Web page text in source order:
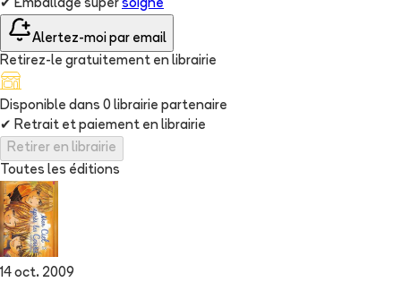
✔ Emballage super soigné
Alertez-moi par email
Retirez-le gratuitement en librairie
Disponible dans 0 librairie partenaire
✔ Retrait et paiement en librairie
Retirer en librairie
Toutes les éditions
14 oct. 2009